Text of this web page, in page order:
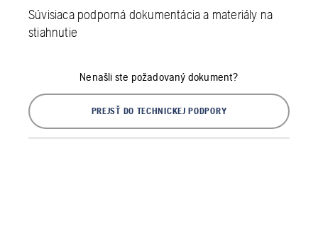
Súvisiaca podporná dokumentácia a materiály na
stiahnutie
Nenašli ste požadovaný dokument?
PREJSŤ DO TECHNICKEJ PODPORY